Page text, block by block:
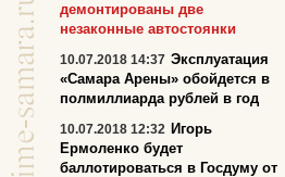
демонтированы две
незаконные автостоянки
10.07.2018 14:37 Эксплуатация
«Самара Арены» обойдется в
полмиллиарда рублей в год
10.07.2018 12:32 Игорь
Ермоленко будет
баллотироваться в Госдуму от